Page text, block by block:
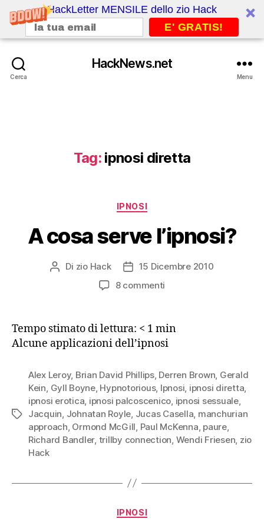
HackLetter MENSILE dello zio Hack
E' GRATIS!
Cerca
HackNews.net
Menu
Tag: ipnosi diretta
Categorie
IPNOSI
A cosa serve l’ipnosi?
Autore
Di zio Hack
Data
dell'articolo
15 Dicembre 2010
8 commenti
serve
l’ipnosi?
Tempo stimato di lettura: < 1 min
Alcune applicazioni dell’ipnosi
Tag
Alex Leroy, Brian David Phillips, Derren Brown Gerald
Kein Gyll Boyne, Hypnotorious, Ipnosi ipnosi diretta
ipnosi erotica ipnosi palcoscenico ipnosi sessuale,
Jacquin Johnatan Royle Jucas Casella manchurian
approach Ormond McGill Paul McKenna paure,
Richard Bandler, trillby connection Wendi Friesen zio
Hack
Categorie
IPNOSI